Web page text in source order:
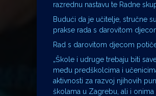
razrednu nastavu te Radne
Budući da je učitelje, stručne
prakse rada s darovitom
Rad s darovitom djecom
„Škole i udruge trebaju biti
među predškolcima i
aktivnosti za razvoj njihovih
školama u Zagrebu, ali i